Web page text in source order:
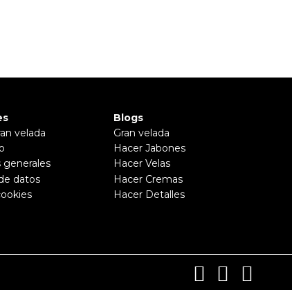
velada
generales
datos
Blogs
Gran velada
Hacer Jabones
Hacer Velas
Hacer Cremas
Hacer Detalles